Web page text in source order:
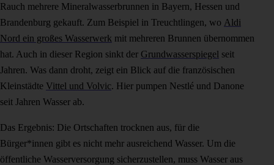
Rauch mehrere Mineralwasserbrunnen in Bayern, Hessen und
Brandenburg gekauft. Zum Beispiel in Treuchtlingen, wo Aldi
Nord ein großes Wasserwerk mit mehreren Brunnen übernommen
hat. Auch in dieser Region sinkt der Grundwasserspiegel seit
Jahren. Was dann droht, zeigt ein Blick auf die französischen
Kleinstädte Vittel und Volvic. Hier pumpen Nestlé und Danone
seit Jahren Wasser ab.
Das Ergebnis: Die Ortschaften trocknen aus, für die
Bürger*innen gibt es nicht mehr ausreichend Wasser. Um die
öffentliche Wasserversorgung sicherzustellen, muss Wasser aus